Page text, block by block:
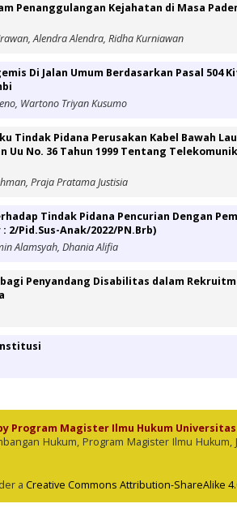
Penanggulangan Kejahatan di Masa
Alendra Alendra, Ridha Kurniawan
Di Jalan Umum Berdasarkan Pasal 504
Wartono Triyan Kusumo
Tindak Pidana Perusakan Kabel Bawah
Uu No. 36 Tahun 1999 Tentang
Praja Pratama Justisia
Tindak Pidana Pencurian Dengan
2/Pid.Sus-Anak/2022/PN.Brb)
Alamsyah, Dhania Alifia
Penyandang Disabilitas dalam
Program Magister Ilmu Hukum
Hukum, Program Magister Ilmu Hukum,
a Creative Commons Attribution-ShareAlike